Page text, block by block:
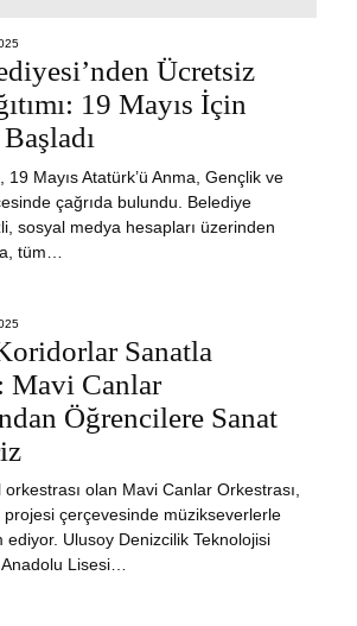
7,
2025
Ücretsiz
19 Mayıs İçin
Mayıs Atatürk’ü Anma, Gençlik ve
çağrıda bulundu. Belediye
sosyal medya hesapları üzerinden
tüm…
Sanatla
Mavi Canlar
Öğrencilere Sanat
olan Mavi Canlar Orkestrası,
projesi çerçevesinde müzikseverlerle
ediyor. Ulusoy Denizcilik Teknolojisi
Lisesi…